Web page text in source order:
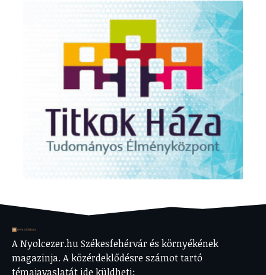
A Nyolcezer.hu Székesfehérvár és környékének
magazinja. A közérdeklődésre számot tartó
témajavaslatát ide küldheti: